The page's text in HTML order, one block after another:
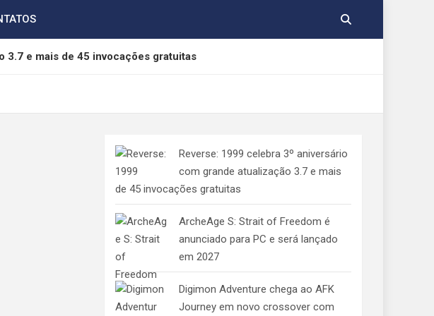
3.7 e mais de 45 invocações gratuitas
na proteção aos consumidores de jogos digitais
Reverse: 1999 celebra 3º aniversário
com grande atualização 3.7 e mais
de 45 invocações gratuitas
ArcheAge S: Strait of Freedom é
anunciado para PC e será lançado
em 2027
Digimon Adventure chega ao AFK
Journey em novo crossover com